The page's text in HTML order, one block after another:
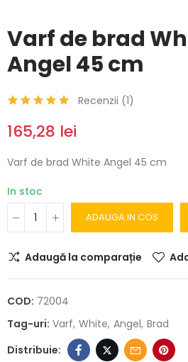
Varf de brad
Angel 45 cm
Recenzii (1)
165,28 lei
Varf de brad White Angel 45 cm
In stoc
ADAUGA IN COS
Adaugă la comparație
COD: 72004
Tag-uri: Varf White Angel Brad